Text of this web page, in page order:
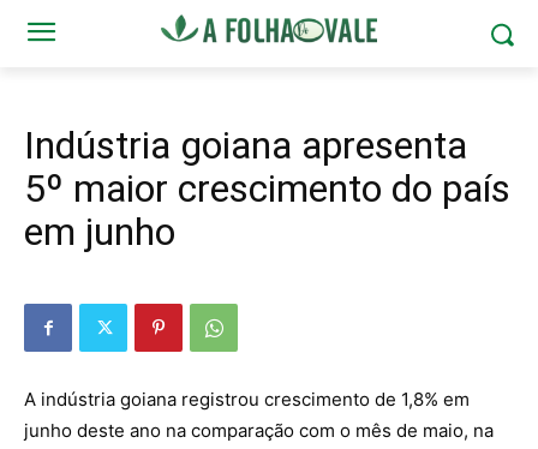
Indústria goiana apresenta
5º maior crescimento do país
em junho
A indústria goiana registrou crescimento de 1,8% em
junho deste ano na comparação com o mês de maio, na